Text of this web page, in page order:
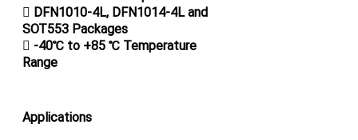
 DFN1010-4L, DFN1014-4L and
SOT553 Packages
 -40℃ to +85 ℃ Temperature
Range
Applications